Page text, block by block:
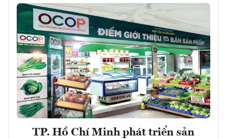
TP. Hồ Chí Minh phát triển sản